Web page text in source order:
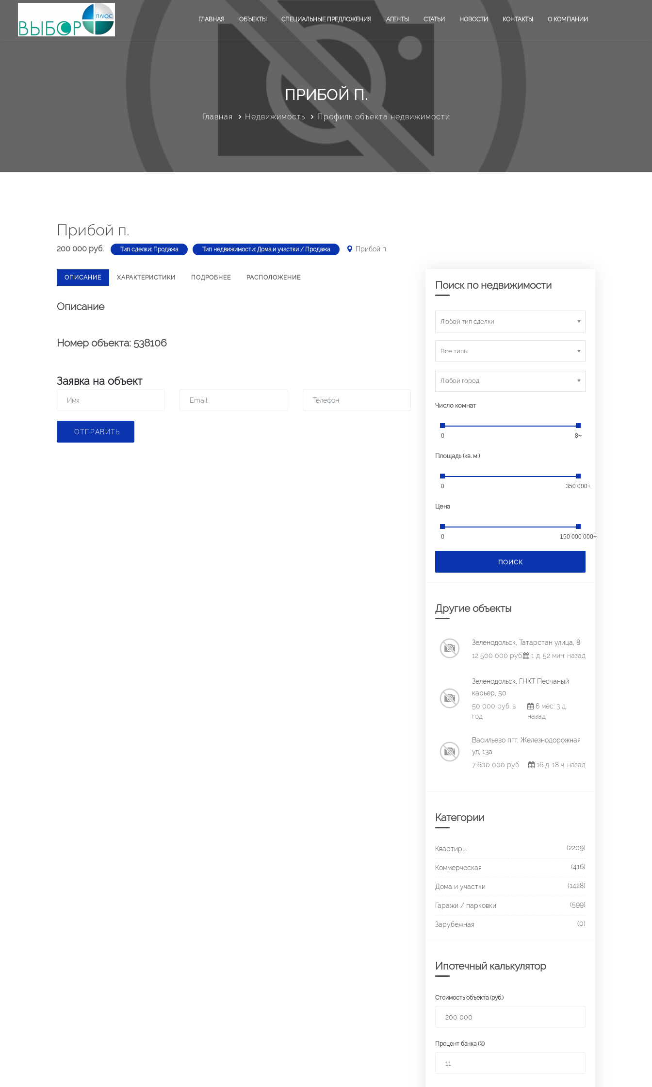
ГЛАВНАЯ ОБЪЕКТЫ СПЕЦИАЛЬНЫЕ ПРЕДЛОЖЕНИЯ АГЕНТЫ СТАТЬИ НОВОСТИ КОНТАКТЫ О КОМПАНИИ
ПРИБОЙ П.
Главная Недвижимость Профиль объекта недвижимости
Прибой п.
200 000 руб. Тип сделки: Продажа Тип недвижимости: Дома и участки / Продажа Прибой п.
ОПИСАНИЕ ХАРАКТЕРИСТИКИ ПОДРОБНЕЕ РАСПОЛОЖЕНИЕ
Описание
Номер объекта: 538106
Заявка на объект
ОТПРАВИТЬ
Поиск по недвижимости
Любой тип сделки
Все типы
Любой город
Число комнат
0 8+
Площадь (кв. м.)
0 350 000+
Цена
0 150 000 000+
ПОИСК
Другие объекты
Зеленодольск, Татарстан улица, 8
12 500 000 руб.
1 д. 52 мин. назад
Зеленодольск, ГНКТ Песчаный
карьер, 50
50 000 руб. в
год
6 мес. 3 д.
назад
Васильево пгт, Железнодорожная
ул, 13а
7 600 000 руб.
16 д. 18 ч. назад
Категории
Квартиры (2209)
Коммерческая (416)
Дома и участки (1428)
Гаражи / парковки (599)
Зарубежная (0)
Ипотечный калькулятор
Стоимость объекта (руб.)
Процент банка (%)